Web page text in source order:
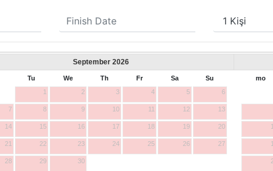
September 2026
Tu We Th Fr Sa
Su
1
2 3 4 5 6
7 8 9 10 11 12 13
14 15 16 17 18 19 20
21 22 23 24 25 26 27
28 29 30
mo